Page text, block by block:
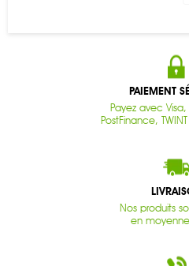
PAIEMENT
Payez avec
PostFinance,
Nos produits
en